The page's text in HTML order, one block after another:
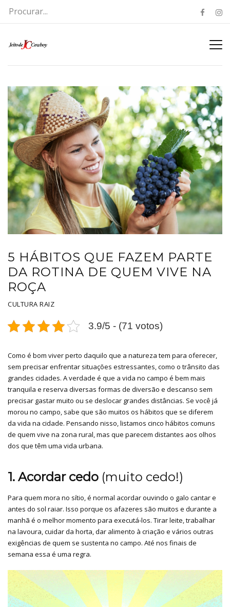
5 HÁBITOS QUE FAZEM PARTE
DA ROTINA DE QUEM VIVE NA
ROÇA
CULTURA RAIZ
3.9/5 - (71 votos)
Como é bom viver perto daquilo que a natureza tem para oferecer,
sem precisar enfrentar situações estressantes, como o trânsito das
grandes cidades. A verdade é que a vida no campo é bem mais
tranquila e reserva diversas formas de diversão e descanso sem
precisar gastar muito ou se deslocar grandes distâncias. Se você já
morou no campo, sabe que são muitos os hábitos que se diferem
da vida na cidade. Pensando nisso, listamos cinco hábitos comuns
de quem vive na zona rural, mas que parecem distantes aos olhos
dos que têm uma vida urbana.
1. Acordar cedo (muito cedo!)
Para quem mora no sítio, é normal acordar ouvindo o galo cantar e
antes do sol raiar. Isso porque os afazeres são muitos e durante a
manhã é o melhor momento para executá-los. Tirar leite, trabalhar
na lavoura, cuidar da horta, dar alimento à criação e vários outras
exigências de quem se sustenta no campo. Até nos finais de
semana essa é uma regra.